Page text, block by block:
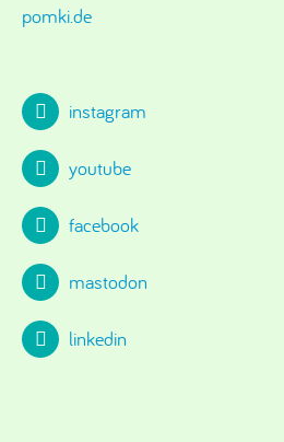
pomki.de
instagram
youtube
facebook
mastodon
linkedin